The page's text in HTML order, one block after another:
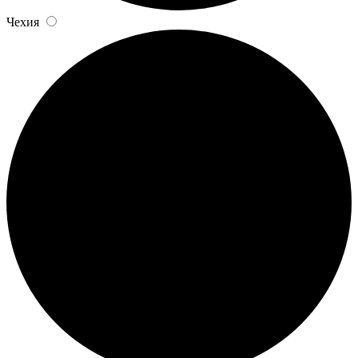
Чехия